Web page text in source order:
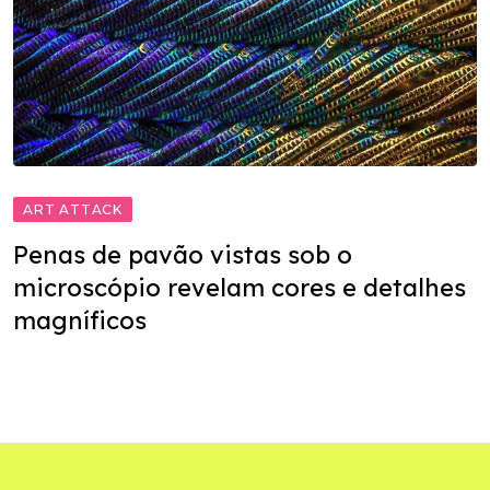
ART ATTACK
Penas de pavão vistas sob o
microscópio revelam cores e detalhes
magníficos